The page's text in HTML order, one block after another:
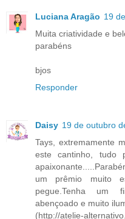
Luciana Aragão 19
Muita criatividade e
parabéns
bjos
Responder
Daisy 19 de outubro
Tays, extremamente
este cantinho, tudo
um prêmio muito
pegue.Tenha um
abençoado e muito
(http://atelie-